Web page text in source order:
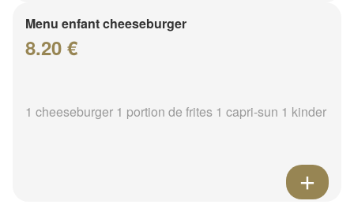
Menu enfant cheeseburger
8.20 €
1 cheeseburger 1 portion de frites 1 capri-sun 1 kinder